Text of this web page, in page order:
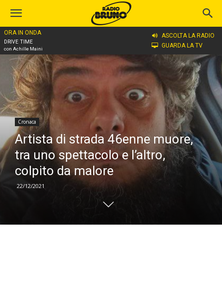
ORA IN ONDA
DRIVE TIME
con Achille Maini
ASCOLTA LA RADIO
GUARDA LA TV
Home
Cronaca
Artista di strada 46enne muore,
tra uno spettacolo e l’altro,
colpito da malore
22/12/2021